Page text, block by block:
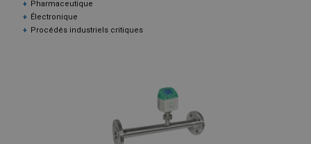
Pharmaceutique
Électronique
Procédés industriels critiques